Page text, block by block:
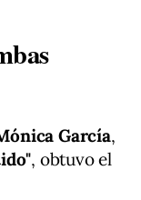
García,
, obtuvo el